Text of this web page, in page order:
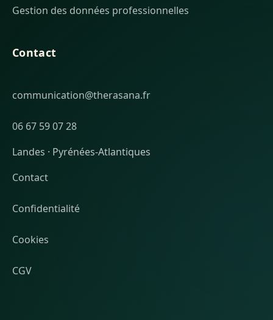
Gestion des données professionnelles
Contact
communication@therasana.fr
06 67 59 07 28
Landes · Pyrénées-Atlantiques
Contact
Confidentialité
Cookies
CGV